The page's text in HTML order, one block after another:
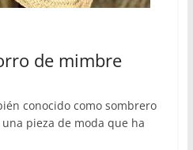
de mimbre
conocido como sombrero
pieza de moda que ha